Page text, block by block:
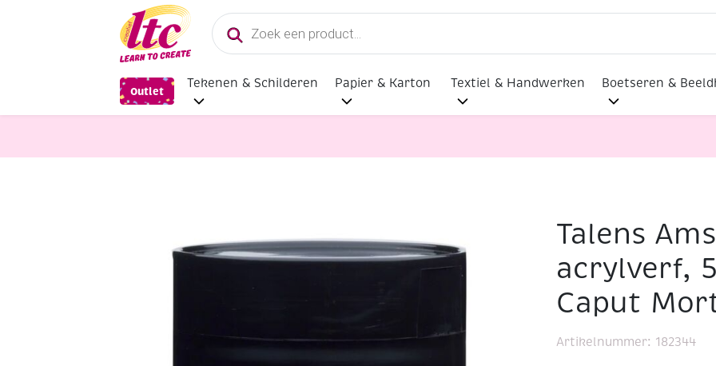
Producten
zoeken
Outlet
Tekenen & Schilderen Papier & Karton Textiel & Handwerken Boetseren &
Verf en Inkt Talens Amsterdam acrylverf, 500 ml, 344 Caput Mortuum violet
Talens
acrylverf,
Caput
Artikelnummer: 182344